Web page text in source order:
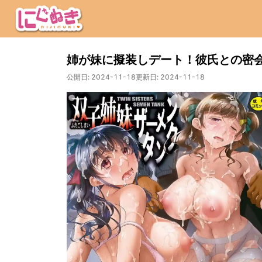
姉が妹に擬装しデート！彼氏との密
公開日: 2024-11-18更新日: 2024-11-18